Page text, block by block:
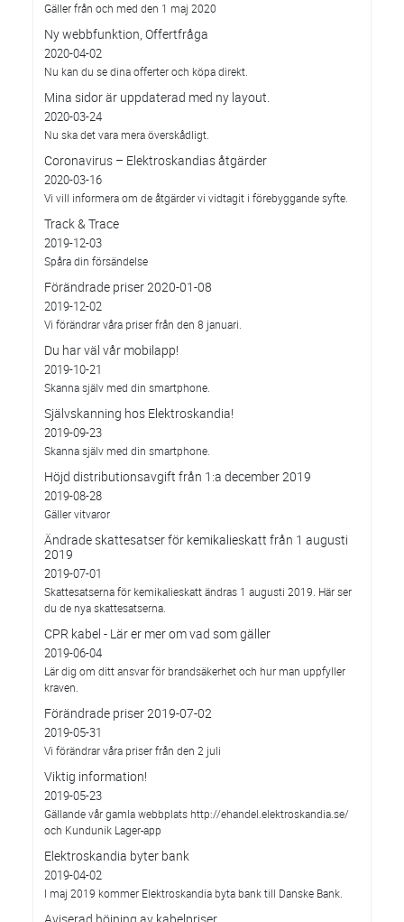
Gäller från och med den 1 maj 2020
Ny webbfunktion, Offertfråga
2020-04-02
Nu kan du se dina offerter och köpa direkt.
Mina sidor är uppdaterad med ny layout.
2020-03-24
Nu ska det vara mera överskådligt.
Coronavirus – Elektroskandias åtgärder
2020-03-16
Vi vill informera om de åtgärder vi vidtagit i förebyggande syfte.
Track & Trace
2019-12-03
Spåra din försändelse
Förändrade priser 2020-01-08
2019-12-02
Vi förändrar våra priser från den 8 januari.
Du har väl vår mobilapp!
2019-10-21
Skanna själv med din smartphone.
Självskanning hos Elektroskandia!
2019-09-23
Skanna själv med din smartphone.
Höjd distributionsavgift från 1:a december 2019
2019-08-28
Gäller vitvaror
Ändrade skattesatser för kemikalieskatt från 1 augusti
2019
2019-07-01
Skattesatserna för kemikalieskatt ändras 1 augusti 2019. Här ser
du de nya skattesatserna.
CPR kabel - Lär er mer om vad som gäller
2019-06-04
Lär dig om ditt ansvar för brandsäkerhet och hur man uppfyller
kraven.
Förändrade priser 2019-07-02
2019-05-31
Vi förändrar våra priser från den 2 juli
Viktig information!
2019-05-23
Gällande vår gamla webbplats http://ehandel.elektroskandia.se/
och Kundunik Lager-app
Elektroskandia byter bank
2019-04-02
I maj 2019 kommer Elektroskandia byta bank till Danske Bank.